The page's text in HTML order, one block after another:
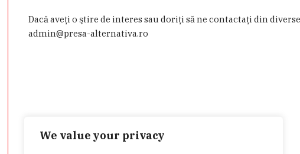
We value your privacy
Dacă aveţi o ştire de interes sau doriţi să ne contactaţi din
admin@presa-alternativa.ro